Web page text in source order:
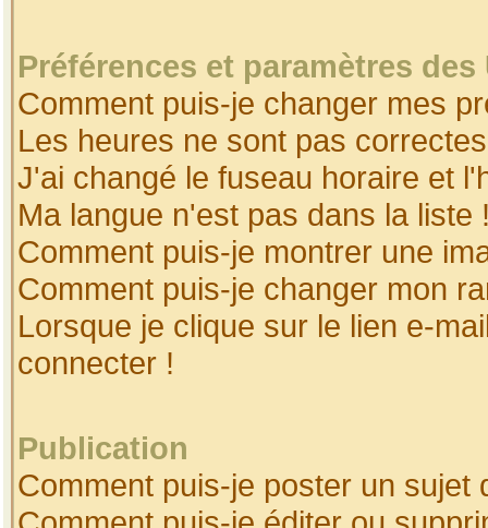
Préférences et paramètres
Comment puis-je changer mes
Les heures ne sont pas
J'ai changé le fuseau horaire et
Ma langue n'est pas dans la liste
Comment puis-je montrer une
Comment puis-je changer mon
Lorsque je clique sur le lien e-
connecter !
Publication
Comment puis-je poster un sujet